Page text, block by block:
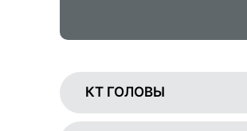
КТ ГОЛОВЫ